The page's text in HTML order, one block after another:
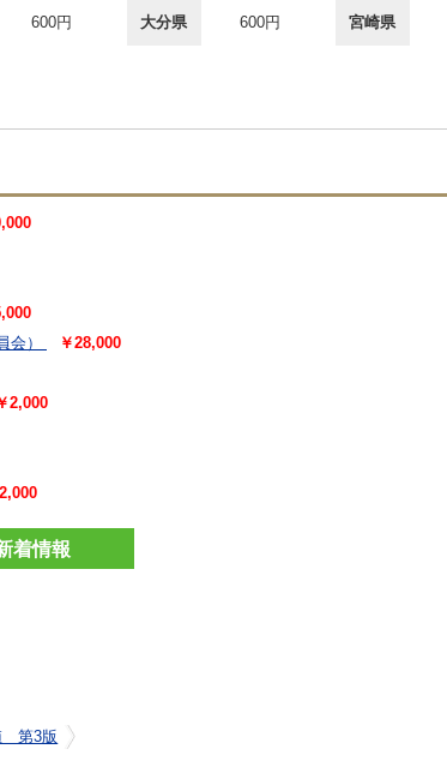
600円 大分県 600円 宮崎県
会）
￥28,000
2,000
着情報
第3版